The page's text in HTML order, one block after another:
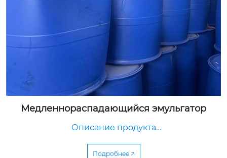
Медленнораспадающийся эмульгатор
Описание продукта
Подробнее 🡥